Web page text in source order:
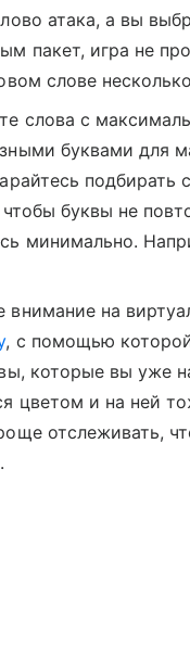
атака, а вы
пакет, игра не
слове
слова с
буквами для
подбирать
буквы не
минимально.
внимание на
, с помощью
которые вы уже
цветом и на ней
отслеживать,